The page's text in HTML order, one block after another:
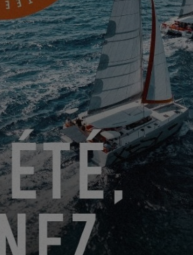
31 AOÛT 2026
EXCESS CET ÉTÉ !
13-EXCESS 14